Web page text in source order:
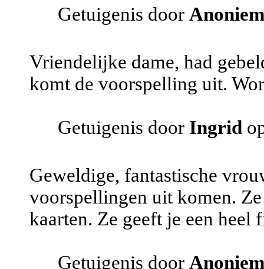
Getuigenis door Anoniem
Vriendelijke dame, had
komt de voorspelling uit.
Getuigenis door Ingrid
Geweldige, fantastische
voorspellingen uit komen.
kaarten. Ze geeft je een heel
Getuigenis door Anoniem